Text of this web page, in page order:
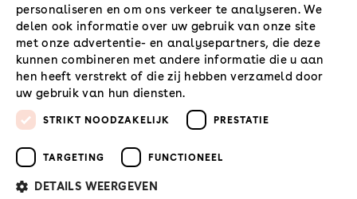
personaliseren en om ons verkeer te analyseren. We
delen ook informatie over uw gebruik van onze site
met onze advertentie- en analysepartners, die deze
kunnen combineren met andere informatie die u aan
hen heeft verstrekt of die zij hebben verzameld door
uw gebruik van hun diensten.
STRIKT NOODZAKELIJK PRESTATIE
TARGETING FUNCTIONEEL
DETAILS WEERGEVEN